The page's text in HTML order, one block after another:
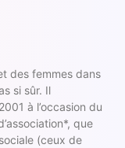
des femmes dans
si sûr. Il
à l’occasion du
que
(ceux de